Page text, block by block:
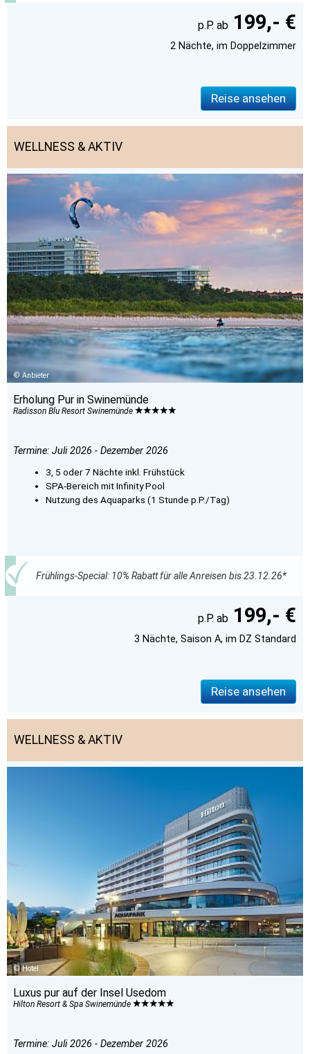
199,- €
2 Nächte, im Doppelzimmer
Reise ansehen
WELLNESS & AKTIV
Anbieter
Erholung Pur in Swinemünde
Radisson Blu Resort Swinemünde
Termine: Juli 2026 - Dezember 2026
3, 5 oder 7 Nächte inkl. Frühstück
SPA-Bereich mit Infinity Pool
Nutzung des Aquaparks (1 Stunde p.P./Tag)
Frühlings-Special: 10% Rabatt für alle Anreisen bis 23.12.26*
199,- €
3 Nächte, Saison A, im DZ Standard
Reise ansehen
WELLNESS & AKTIV
Hotel
Luxus pur auf der Insel Usedom
Hilton Resort & Spa Swinemünde
Termine: Juli 2026 - Dezember 2026